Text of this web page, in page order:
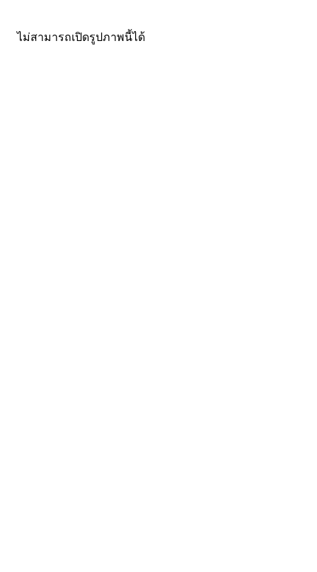
ไม่สามารถเปิดรูปภาพนี้ได้